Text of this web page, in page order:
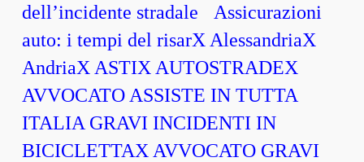
dell’incidente stradale Assicurazioni
auto: i tempi del risarX AlessandriaX
AndriaX ASTIX AUTOSTRADEX
AVVOCATO ASSISTE IN TUTTA
ITALIA GRAVI INCIDENTI IN
BICICLETTAX AVVOCATO GRAVI